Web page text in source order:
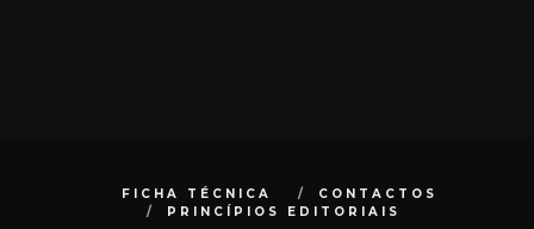
FICHA TÉCNICA
CONTACTOS
PRINCÍPIOS EDITORIAIS